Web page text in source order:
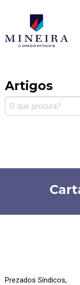
Mineira
Artigos
Prezados Síndicos,